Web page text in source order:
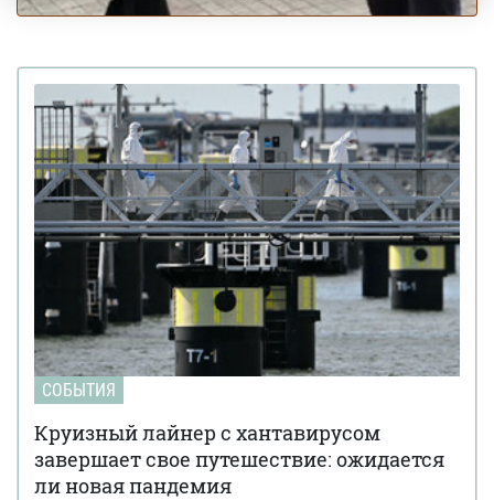
СОБЫТИЯ
Круизный лайнер с хантавирусом
завершает свое путешествие: ожидается
ли новая пандемия